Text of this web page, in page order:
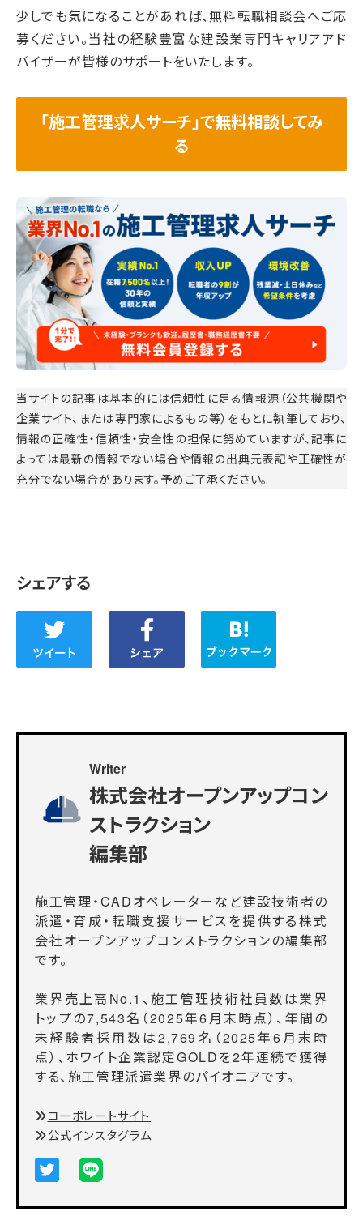
少しでも気になることがあれば、無料転職相談会へご応
募ください。当社の経験豊富な建設業専門キャリアアド
バイザーが皆様のサポートをいたします。
「施工管理求人サーチ」で無料相談してみ
る
当サイトの記事は基本的には信頼性に足る情報源（公共機関や
企業サイト、または専門家によるもの等）をもとに執筆しており、
情報の正確性・信頼性・安全性の担保に努めていますが、記事に
よっては最新の情報でない場合や情報の出典元表記や正確性が
充分でない場合があります。予めご了承ください。
シェアする
Writer
株式会社オープンアップコン
ストラクション
編集部
施工管理・CADオペレーターなど建設技術者の
派遣・育成・転職支援サービスを提供する株式
会社オープンアップコンストラクションの編集部
です。
業界売上高No.1、施工管理技術社員数は業界
トップの7,543名（2025年6月末時点）、年間の
未経験者採用数は2,769名（2025年6月末時
点）、ホワイト企業認定GOLDを2年連続で獲得
する、施工管理派遣業界のパイオニアです。
コーポレートサイト
公式インスタグラム